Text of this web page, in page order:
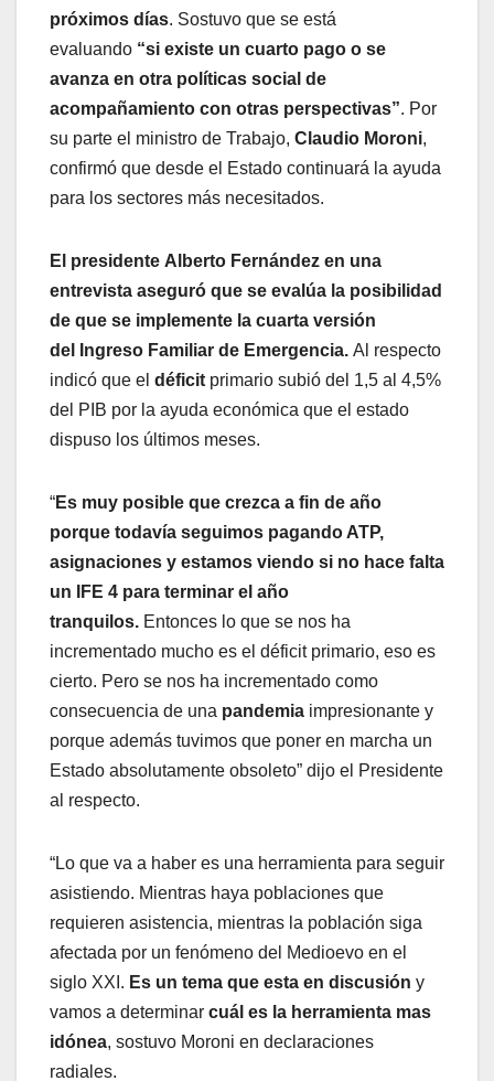
próximos días. Sostuvo que se está
evaluando “si existe un cuarto pago o se
avanza en otra políticas social de
acompañamiento con otras perspectivas”. Por
su parte el ministro de Trabajo, Claudio Moroni,
confirmó que desde el Estado continuará la ayuda
para los sectores más necesitados.
El presidente Alberto Fernández en una
entrevista aseguró que se evalúa la posibilidad
de que se implemente la cuarta versión
del Ingreso Familiar de Emergencia. Al respecto
indicó que el déficit primario subió del 1,5 al 4,5%
del PIB por la ayuda económica que el estado
dispuso los últimos meses.
“Es muy posible que crezca a fin de año
porque todavía seguimos pagando ATP,
asignaciones y estamos viendo si no hace falta
un IFE 4 para terminar el año
tranquilos. Entonces lo que se nos ha
incrementado mucho es el déficit primario, eso es
cierto. Pero se nos ha incrementado como
consecuencia de una pandemia impresionante y
porque además tuvimos que poner en marcha un
Estado absolutamente obsoleto” dijo el Presidente
al respecto.
“Lo que va a haber es una herramienta para seguir
asistiendo. Mientras haya poblaciones que
requieren asistencia, mientras la población siga
afectada por un fenómeno del Medioevo en el
siglo XXI. Es un tema que esta en discusión y
vamos a determinar cuál es la herramienta mas
idónea, sostuvo Moroni en declaraciones
radiales.